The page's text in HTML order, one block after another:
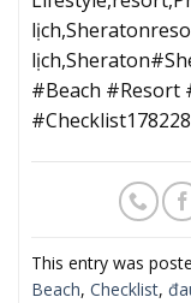
#Beach
This entry was
Beach, Checklist,